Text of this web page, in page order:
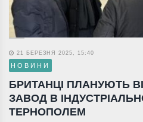
21 БЕРЕЗНЯ 2025, 15:40
НОВИНИ
БРИТАНЦІ ПЛАНУЮТЬ
ЗАВОД В
ТЕРНОПОЛЕМ